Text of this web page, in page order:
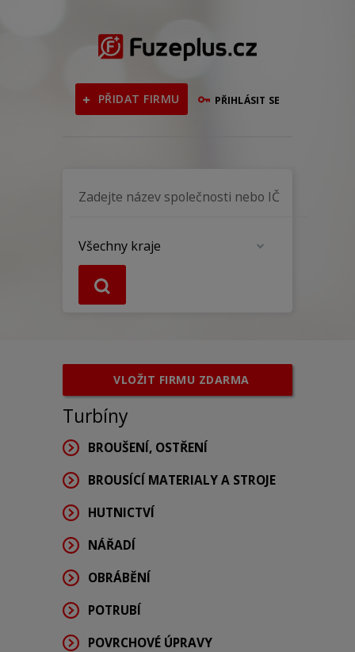
PŘIDAT FIRMU PŘIHLÁSIT SE
VLOŽIT FIRMU ZDARMA
Turbíny
BROUŠENÍ, OSTŘENÍ
BROUSÍCÍ MATERIALY A STROJE
HUTNICTVÍ
NÁŘADÍ
OBRÁBĚNÍ
POTRUBÍ
POVRCHOVÉ ÚPRAVY